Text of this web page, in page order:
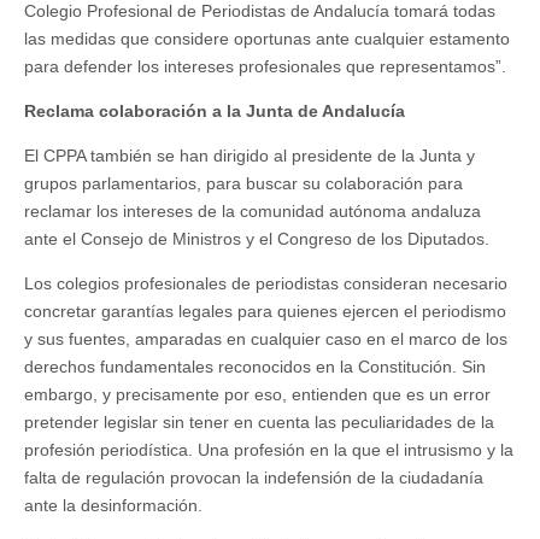
Colegio Profesional de Periodistas de Andalucía tomará todas
las medidas que considere oportunas ante cualquier estamento
para defender los intereses profesionales que representamos”.
Reclama colaboración a la Junta de Andalucía
El CPPA también se han dirigido al presidente de la Junta y
grupos parlamentarios, para buscar su colaboración para
reclamar los intereses de la comunidad autónoma andaluza
ante el Consejo de Ministros y el Congreso de los Diputados.
Los colegios profesionales de periodistas consideran necesario
concretar garantías legales para quienes ejercen el periodismo
y sus fuentes, amparadas en cualquier caso en el marco de los
derechos fundamentales reconocidos en la Constitución. Sin
embargo, y precisamente por eso, entienden que es un error
pretender legislar sin tener en cuenta las peculiaridades de la
profesión periodística. Una profesión en la que el intrusismo y la
falta de regulación provocan la indefensión de la ciudadanía
ante la desinformación.